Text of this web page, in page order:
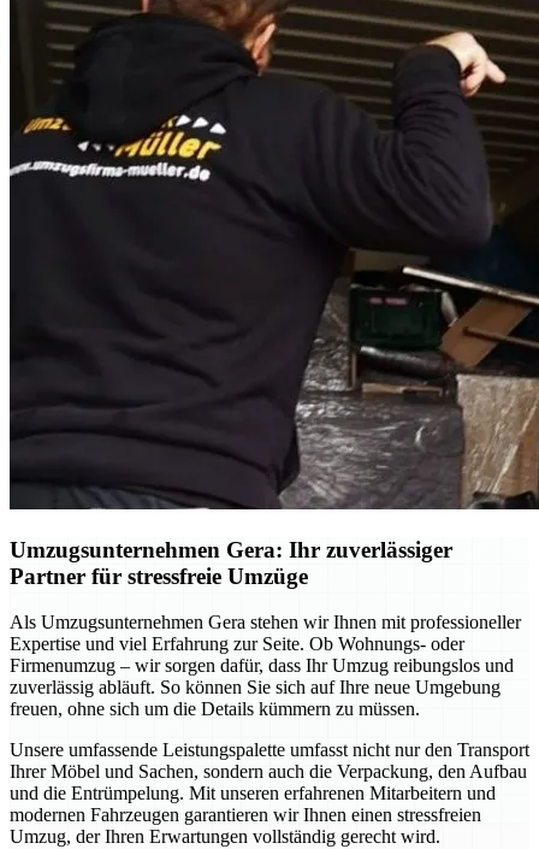
Umzugsunternehmen Gera: Ihr zuverlässiger
Partner für stressfreie Umzüge
Als Umzugsunternehmen Gera stehen wir Ihnen mit professioneller
Expertise und viel Erfahrung zur Seite. Ob Wohnungs- oder
Firmenumzug – wir sorgen dafür, dass Ihr Umzug reibungslos und
zuverlässig abläuft. So können Sie sich auf Ihre neue Umgebung
freuen, ohne sich um die Details kümmern zu müssen.
Unsere umfassende Leistungspalette umfasst nicht nur den Transport
Ihrer Möbel und Sachen, sondern auch die Verpackung, den Aufbau
und die Entrümpelung. Mit unseren erfahrenen Mitarbeitern und
modernen Fahrzeugen garantieren wir Ihnen einen stressfreien
Umzug, der Ihren Erwartungen vollständig gerecht wird.